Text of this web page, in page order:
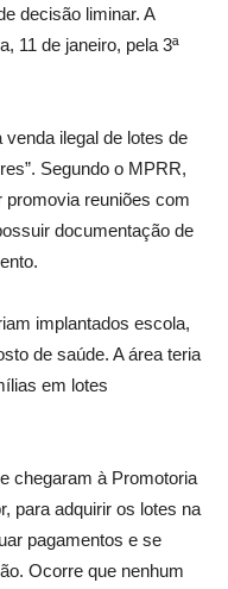
decisão liminar. A
11 de janeiro, pela 3ª
ilegal de lotes de
Segundo o MPRR,
promovia reuniões com
documentação de
implantados escola,
de saúde. A área teria
em lotes
chegaram à Promotoria
para adquirir os lotes na
pagamentos e se
Ocorre que nenhum